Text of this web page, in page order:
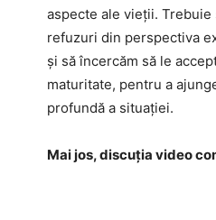
aspecte ale vieții.
refuzuri din perspectiva
și să încercăm să le
maturitate, pentru a
profundă a situației.
Mai jos, discuția video